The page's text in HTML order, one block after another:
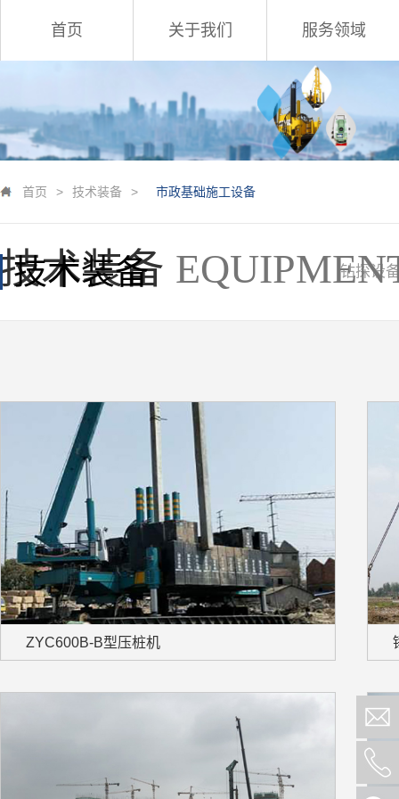
首页 关于我们 服务领域
技术装备
首页 > 技术装备 > 市政基础施工设备
技术装备 钻探设
ZYC600B-B型压桩机